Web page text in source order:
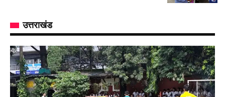
उत्तराखंड